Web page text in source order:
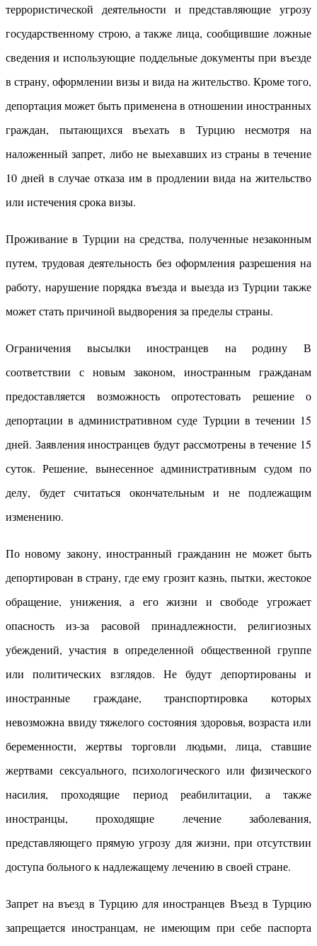
террористической деятельности и представляющие угрозу
государственному строю, а также лица, сообщившие ложные
сведения и использующие поддельные документы при въезде
в страну, оформлении визы и вида на жительство. Кроме того,
депортация может быть применена в отношении иностранных
граждан, пытающихся въехать в Турцию несмотря на
наложенный запрет, либо не выехавших из страны в течение
10 дней в случае отказа им в продлении вида на жительство
или истечения срока визы.
Проживание в Турции на средства, полученные незаконным
путем, трудовая деятельность без оформления разрешения на
работу, нарушение порядка въезда и выезда из Турции также
может стать причиной выдворения за пределы страны.
Ограничения высылки иностранцев на родину В
соответствии с новым законом, иностранным гражданам
предоставляется возможность опротестовать решение о
депортации в административном суде Турции в течении 15
дней. Заявления иностранцев будут рассмотрены в течение 15
суток. Решение, вынесенное административным судом по
делу, будет считаться окончательным и не подлежащим
изменению.
По новому закону, иностранный гражданин не может быть
депортирован в страну, где ему грозит казнь, пытки, жестокое
обращение, унижения, а его жизни и свободе угрожает
опасность из-за расовой принадлежности, религиозных
убеждений, участия в определенной общественной группе
или политических взглядов. Не будут депортированы и
иностранные граждане, транспортировка которых
невозможна ввиду тяжелого состояния здоровья, возраста или
беременности, жертвы торговли людьми, лица, ставшие
жертвами сексуального, психологического или физического
насилия, проходящие период реабилитации, а также
иностранцы, проходящие лечение заболевания,
представляющего прямую угрозу для жизни, при отсутствии
доступа больного к надлежащему лечению в своей стране.
Запрет на въезд в Турцию для иностранцев Въезд в Турцию
запрещается иностранцам, не имеющим при себе паспорта